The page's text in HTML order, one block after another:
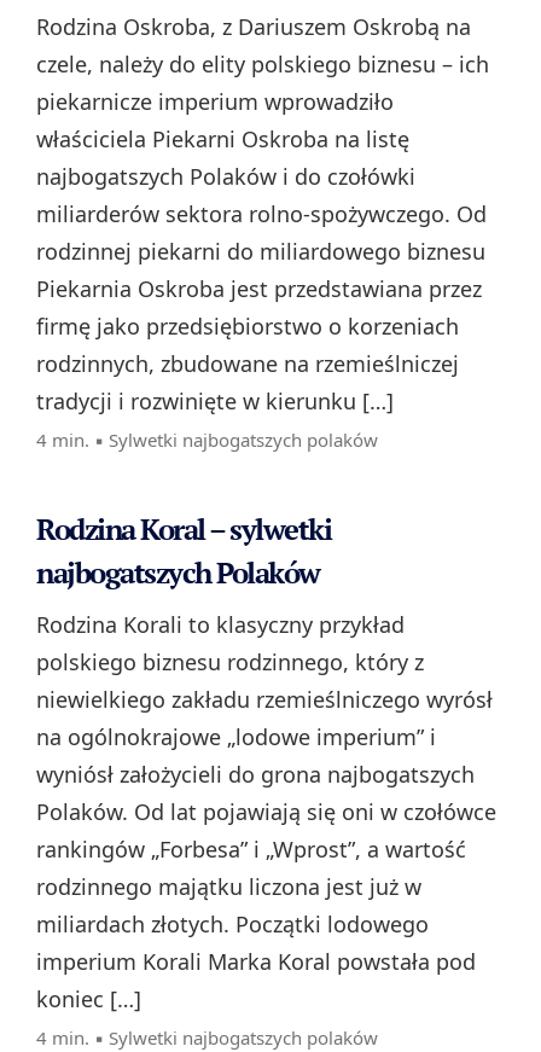
Rodzina Oskroba, z Dariuszem Oskrobą na
czele, należy do elity polskiego biznesu – ich
piekarnicze imperium wprowadziło
właściciela Piekarni Oskroba na listę
najbogatszych Polaków i do czołówki
miliarderów sektora rolno‑spożywczego. Od
rodzinnej piekarni do miliardowego biznesu
Piekarnia Oskroba jest przedstawiana przez
firmę jako przedsiębiorstwo o korzeniach
rodzinnych, zbudowane na rzemieślniczej
tradycji i rozwinięte w kierunku […]
4 min. ▪ Sylwetki najbogatszych polaków
Rodzina Koral – sylwetki
najbogatszych Polaków
Rodzina Korali to klasyczny przykład
polskiego biznesu rodzinnego, który z
niewielkiego zakładu rzemieślniczego wyrósł
na ogólnokrajowe „lodowe imperium” i
wyniósł założycieli do grona najbogatszych
Polaków. Od lat pojawiają się oni w czołówce
rankingów „Forbesa” i „Wprost”, a wartość
rodzinnego majątku liczona jest już w
miliardach złotych. Początki lodowego
imperium Korali Marka Koral powstała pod
koniec […]
4 min. ▪ Sylwetki najbogatszych polaków